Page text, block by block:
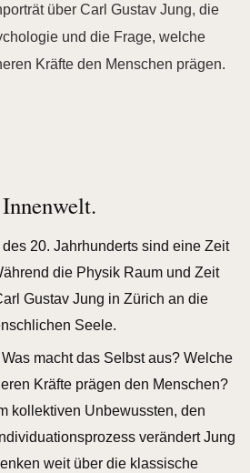
über Carl Gustav Jung, die
und die Frage, welche
Kräfte den Menschen prägen.
20. Jahrhunderts sind eine Zeit
die Physik Raum und Zeit
Gustav Jung in Zürich an die
Seele.
macht das Selbst aus? Welche
Kräfte prägen den Menschen?
kollektiven Unbewussten, den
verändert Jung
weit über die klassische